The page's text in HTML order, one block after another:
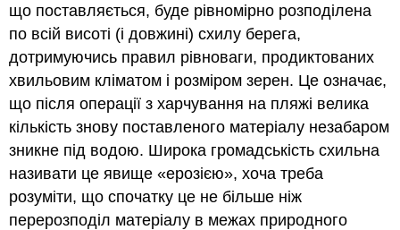
що поставляється, буде рівномірно розподілена
по всій висоті (і довжині) схилу берега,
дотримуючись правил рівноваги, продиктованих
хвильовим кліматом і розміром зерен. Це означає,
що після операції з харчування на пляжі велика
кількість знову поставленого матеріалу незабаром
зникне під водою. Широка громадськість схильна
називати це явище «ерозією», хоча треба
розуміти, що спочатку це не більше ніж
перерозподіл матеріалу в межах природного